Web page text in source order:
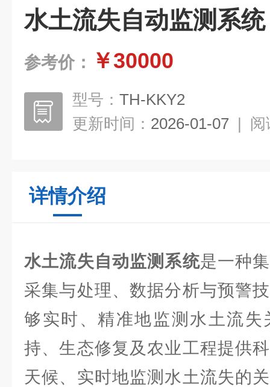
水土流失自动监测系统
参考价： ￥30000
型号： TH-KKY2
更新时间： 2026-01-07 | 阅
详情介绍
水土流失自动监测系统是一种
采集与处理、数据分析与预警
够实时、精准地监测水土流失
持、生态修复及农业工程提供
天候、实时地监测水土流失的